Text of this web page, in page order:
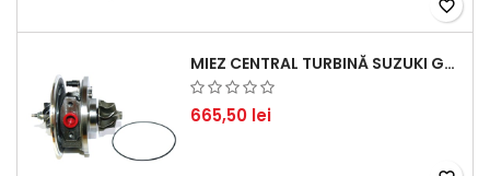
favorite_border
MIEZ CENTRAL TURBINĂ SUZUKI GRAND ESCUDO II 1.9 DDIS TRACȚIUNE INTEGRALĂ - MOTORIZARE 1.9L, 95 KW (129 CP)
665,50 lei